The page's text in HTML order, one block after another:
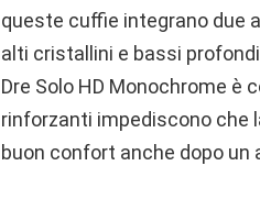
queste cuffie integrano due
alti cristallini e bassi
Dre Solo HD Monochrome è
rinforzanti impediscono che
buon confort anche dopo